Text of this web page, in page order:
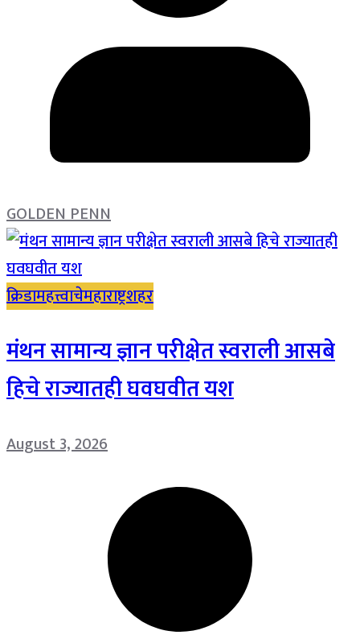
GOLDEN PENN
क्रिडामहत्त्वाचेमहाराष्ट्रशहर
मंथन सामान्य ज्ञान परीक्षेत स्वराली आसबे
हिचे राज्यातही घवघवीत यश
August 3, 2026